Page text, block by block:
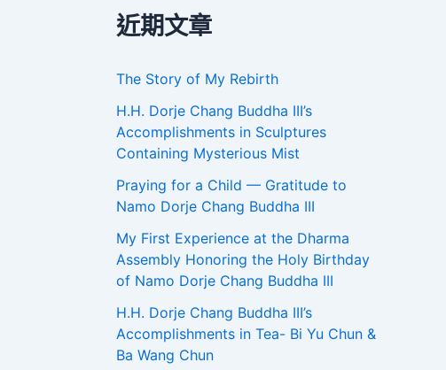
近期文章
The Story of My Rebirth
H.H. Dorje Chang Buddha III’s
Accomplishments in Sculptures
Containing Mysterious Mist
Praying for a Child — Gratitude to
Namo Dorje Chang Buddha III
My First Experience at the Dharma
Assembly Honoring the Holy Birthday
of Namo Dorje Chang Buddha III
H.H. Dorje Chang Buddha III’s
Accomplishments in Tea- Bi Yu Chun &
Ba Wang Chun